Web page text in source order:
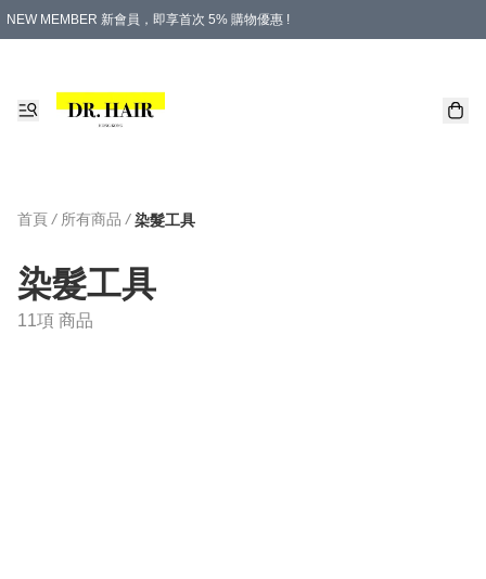
NEW MEMBER 新會員，即享首次 5% 購物優惠 !
首頁 / 所有商品 / 染髮工具
染髮工具
11項 商品